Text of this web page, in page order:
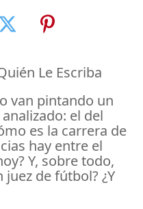
Le Escriba
van pintando un
el del
es la carrera de
hay entre el
Y, sobre todo,
juez de fútbol? ¿Y